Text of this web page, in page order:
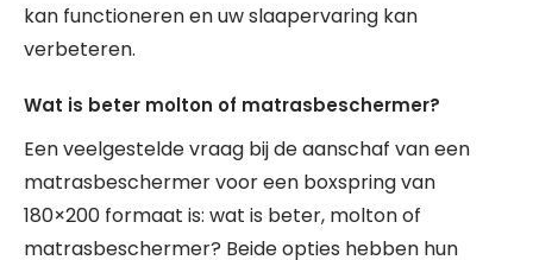
kan functioneren en uw slaapervaring kan
verbeteren.
Wat is beter molton of matrasbeschermer?
Een veelgestelde vraag bij de aanschaf van een
matrasbeschermer voor een boxspring van
180×200 formaat is: wat is beter, molton of
matrasbeschermer? Beide opties hebben hun